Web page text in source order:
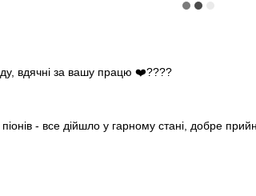
вдячні за вашу працю ❤️????
- все дійшло у гарному стані, добре